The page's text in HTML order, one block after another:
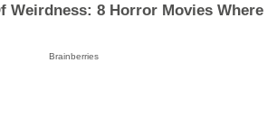
Weirdness: 8 Horror Movies Where
Brainberries